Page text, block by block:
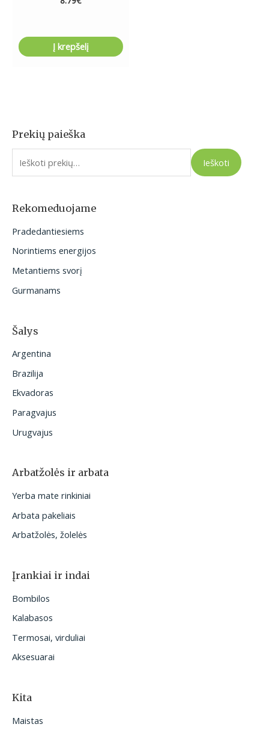
Prekių paieška
I
e
o
:
Ieškoti
Rekomeduojame
Pradedantiesiems
Norintiems energijos
Metantiems svorį
Gurmanams
Šalys
Argentina
Brazilija
Ekvadoras
Paragvajus
Urugvajus
Arbatžolės ir arbata
Yerba mate rinkiniai
Arbata pakeliais
Arbatžolės, žolelės
Įrankiai ir indai
Bombilos
Kalabasos
Termosai, virduliai
Aksesuarai
Kita
Maistas
Į krepšelį